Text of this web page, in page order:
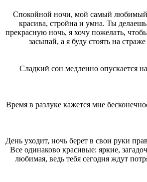
Спокойной ночи, мой самый любимый
красива, стройна и умна. Ты
прекрасную ночь, я хочу пожелать,
засыпай, а я буду стоять на
Сладкий сон медленно опускается
Время в разлуке кажется мне
День уходит, ночь берет в свои руки
Все одинаково красивые: яркие,
любимая, ведь тебя сегодня ждут